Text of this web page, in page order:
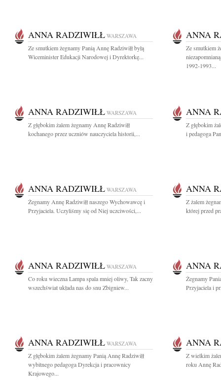
ANNA RADZIWIŁŁ WARSZAWA
Ze smutkiem żegnamy Panią Annę Radziwiłł byłą
Wiceminister Edukacji Narodowej i Dyrektorkę...
ANNA
Ze smutkiem
1992-1993...
ANNA RADZIWIŁŁ WARSZAWA
Z głębokim żalem żegnamy Annę Radziwiłł
kochanego przez uczniów nauczyciela historii,...
ANNA
Z głębokim
i pedagoga
ANNA RADZIWIŁŁ WARSZAWA
Żegnamy Annę Radziwiłł naszego Wychowawcę i
Przyjaciela. Uczyliśmy się od Niej uczciwości,...
ANNA
Z żalem
której przed
ANNA RADZIWIŁŁ WARSZAWA
Co roku wieczna Lampa spala mniej oliwy, Tak zacny
wszechświat układa nas do snu Zbigniew...
ANNA
Żegnamy
Przyjaciela i
ANNA RADZIWIŁŁ WARSZAWA
Z głębokim żalem żegnamy Panią Annę Radziwiłł
wybitnego pedagoga Dyrekcja i pracownicy
Krajowego...
ANNA
Z wielkim
roku Annę